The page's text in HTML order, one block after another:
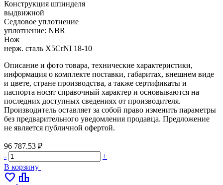
Конструкция шпинделя
выдвижной
Седловое уплотнение
уплотнение: NBR
Нож
нерж. сталь X5CrNI 18-10
Описание и фото товара, технические характеристики,
информация о комплекте поставки, габаритах, внешнем виде
и цвете, стране производства, а также сертификаты и
паспорта носят справочный характер и основываются на
последних доступных сведениях от производителя.
Производитель оставляет за собой право изменить параметры
без предварительного уведомления продавца. Предложение
не является публичной офертой.
96 787.53 ₽
-
+
В корзину
favorite leaderboard